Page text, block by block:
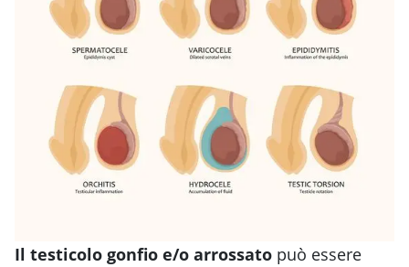
Il testicolo gonfio e/o arrossato può essere